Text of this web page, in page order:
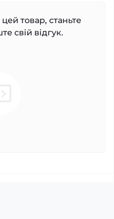
товар, станьте
свій відгук.